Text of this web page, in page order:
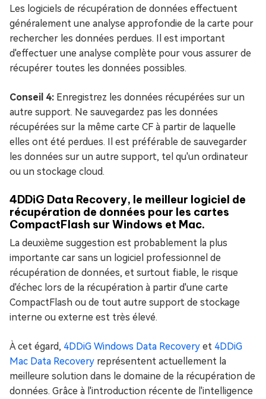
Les logiciels de récupération de données effectuent
généralement une analyse approfondie de la carte pour
rechercher les données perdues. Il est important
d'effectuer une analyse complète pour vous assurer de
récupérer toutes les données possibles.
Conseil 4: Enregistrez les données récupérées sur un
autre support. Ne sauvegardez pas les données
récupérées sur la même carte CF à partir de laquelle
elles ont été perdues. Il est préférable de sauvegarder
les données sur un autre support, tel qu'un ordinateur
ou un stockage cloud.
4DDiG Data Recovery, le meilleur logiciel de
récupération de données pour les cartes
CompactFlash sur Windows et Mac.
La deuxième suggestion est probablement la plus
importante car sans un logiciel professionnel de
récupération de données, et surtout fiable, le risque
d'échec lors de la récupération à partir d'une carte
CompactFlash ou de tout autre support de stockage
interne ou externe est très élevé.
À cet égard, 4DDiG Windows Data Recovery et 4DDiG
Mac Data Recovery représentent actuellement la
meilleure solution dans le domaine de la récupération de
données. Grâce à l'introduction récente de l'intelligence